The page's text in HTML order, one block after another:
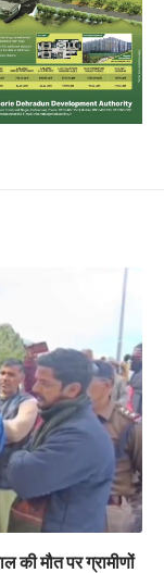
की मौत पर ग्रामीणों